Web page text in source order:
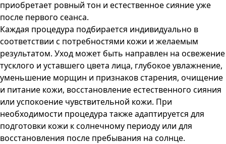
приобретает ровный тон и естественное сияние уже
после первого сеанса.
Каждая процедура подбирается индивидуально в
соответствии с потребностями кожи и желаемым
результатом. Уход может быть направлен на освежение
тусклого и уставшего цвета лица, глубокое увлажнение,
уменьшение морщин и признаков старения, очищение
и питание кожи, восстановление естественного сияния
или успокоение чувствительной кожи. При
необходимости процедура также адаптируется для
подготовки кожи к солнечному периоду или для
восстановления после пребывания на солнце.